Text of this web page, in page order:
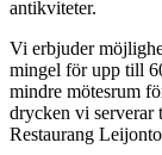
antikviteter.
Vi erbjuder
mingel för upp till
mindre mötesrum
drycken vi serverar
Restaurang